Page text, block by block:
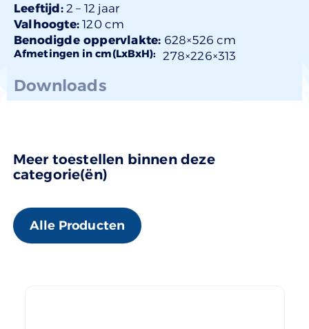
Leeftijd:2 – 12 jaar
Valhoogte: 120 cm
Benodigde oppervlakte: 628×526 cm
Afmetingen in cm(LxBxH): 278×226×313
Downloads
Meer toestellen binnen deze
categorie(ën)
Alle Producten